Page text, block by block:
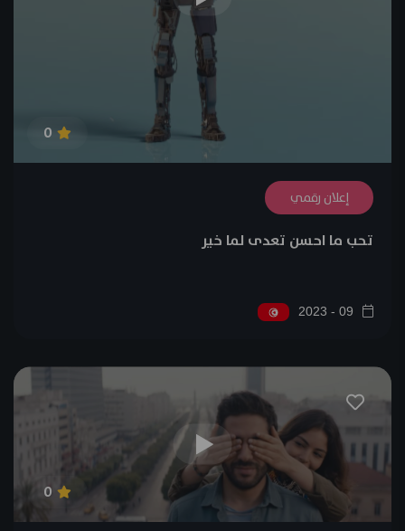
0
إعلان رقمي
تحب ما احسن تعدى لما خير
09 - 2023
0